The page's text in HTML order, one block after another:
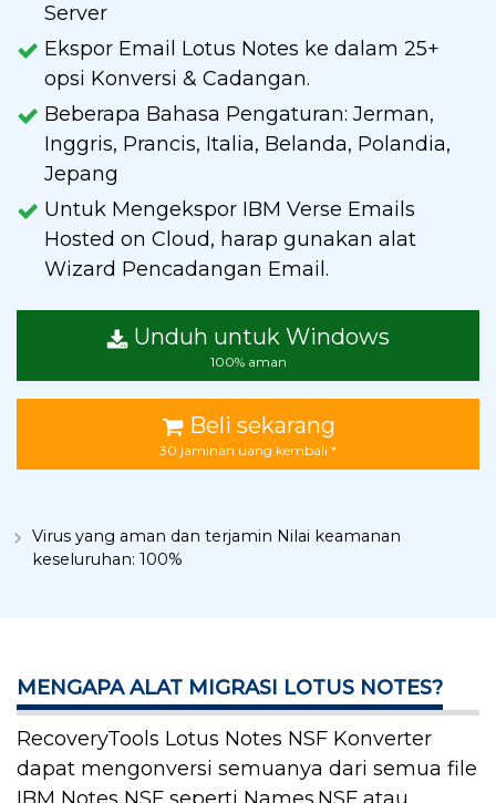
Server
Ekspor Email Lotus Notes ke dalam 25+
opsi Konversi & Cadangan.
Beberapa Bahasa Pengaturan: Jerman,
Inggris, Prancis, Italia, Belanda, Polandia,
Jepang
Untuk Mengekspor IBM Verse Emails
Hosted on Cloud, harap gunakan alat
Wizard Pencadangan Email.
Unduh untuk Windows
100% aman
Beli sekarang
30 jaminan uang kembali *
Virus yang aman dan terjamin Nilai keamanan
keseluruhan: 100%
MENGAPA ALAT MIGRASI LOTUS NOTES?
RecoveryTools Lotus Notes NSF Konverter
dapat mengonversi semuanya dari semua file